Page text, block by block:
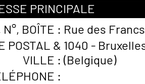
PRINCIPALE
N°, BOÎTE : Rue des
POSTAL &
VILLE :
1040 -
(Belgique)
: